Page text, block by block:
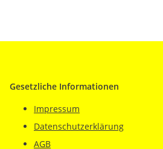
Gesetzliche Informationen
Impressum
Datenschutzerklärung
AGB